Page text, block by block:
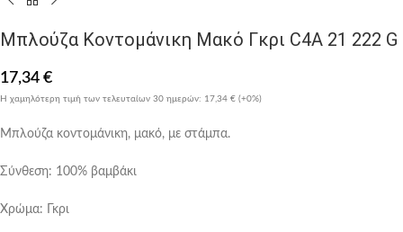
Μπλούζα Κοντομάνικη Μακό Γκρι C4A 21 222 G
17,34 €
Η χαμηλότερη τιμή των τελευταίων 30 ημερών: 17,34 € (+0%)
Μπλούζα κοντομάνικη, μακό, με στάμπα.
Σύνθεση: 100% βαμβάκι
Χρώμα: Γκρι